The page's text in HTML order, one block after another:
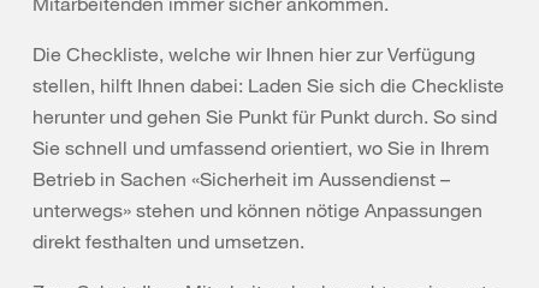
Die Checkliste, welche wir Ihnen hier zur Verfügung
stellen, hilft Ihnen dabei: Laden Sie sich die Checkliste
herunter und gehen Sie Punkt für Punkt durch. So sind
Sie schnell und umfassend orientiert, wo Sie in Ihrem
Betrieb in Sachen «Sicherheit im Aussendienst –
unterwegs» stehen und können nötige Anpassungen
direkt festhalten und umsetzen.